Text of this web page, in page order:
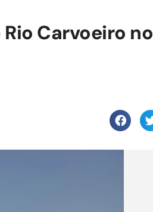
Carvoeiro no